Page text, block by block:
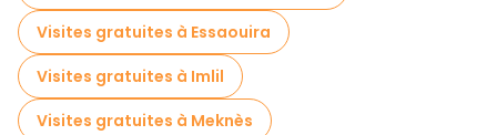
Visites gratuites à Essaouira
Visites gratuites à Imlil
Visites gratuites à Meknès